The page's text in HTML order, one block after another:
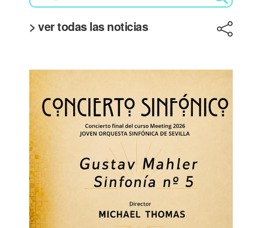
> ver todas las noticias